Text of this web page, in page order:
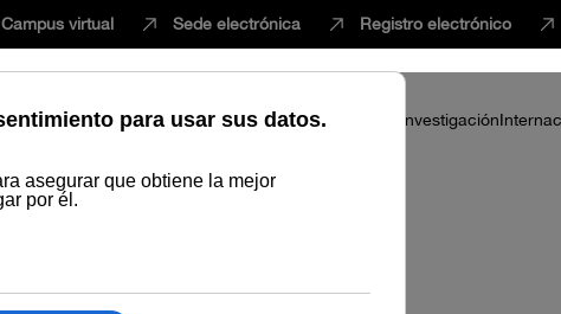
Campus virtual Sede electrónica Registro electrónico
EstudiarInnovaciónVida universitariaProfesorado Investigación